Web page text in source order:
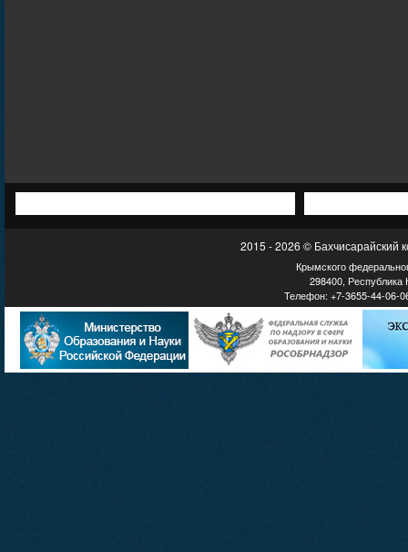
2015 - 2026 © Бахчисарайский
Крымского
298400, Республика
Телефон: +7-3655-44-06-